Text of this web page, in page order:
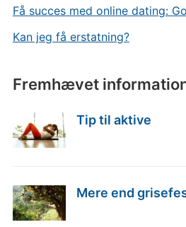
Få succes med online dating:
Kan jeg få erstatning?
Fremhævet
Tip til aktive
Mere end